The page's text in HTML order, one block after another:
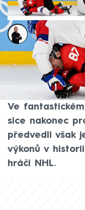
Lukáš Hron
18. úno 2026, 19:57
Až doteď čeští
nad tím, jak
hrají. Jak jim
Ve
sice nakonec
předvedli však
výkonů v
hráči NHL.